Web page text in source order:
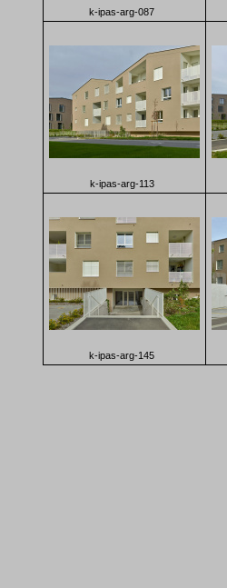
k-ipas-arg-087
k-ipas-arg-113
k-ipas-arg-145